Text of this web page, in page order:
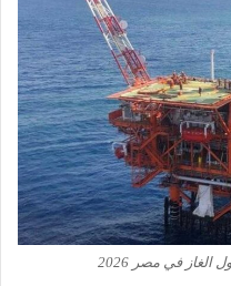
في مصر 2026